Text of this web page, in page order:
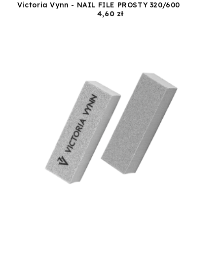
Victoria Vynn - NAIL FILE PROSTY 320/600
4,60 złCena